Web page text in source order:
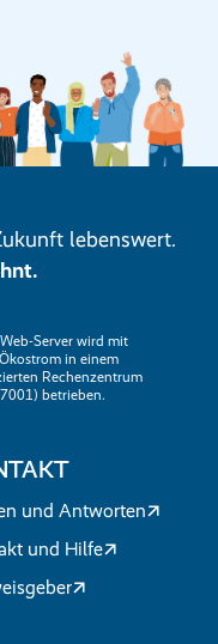
lebenswert.
Server wird mit
in einem
Rechenzentrum
betrieben.
und Antworten
und Hilfe